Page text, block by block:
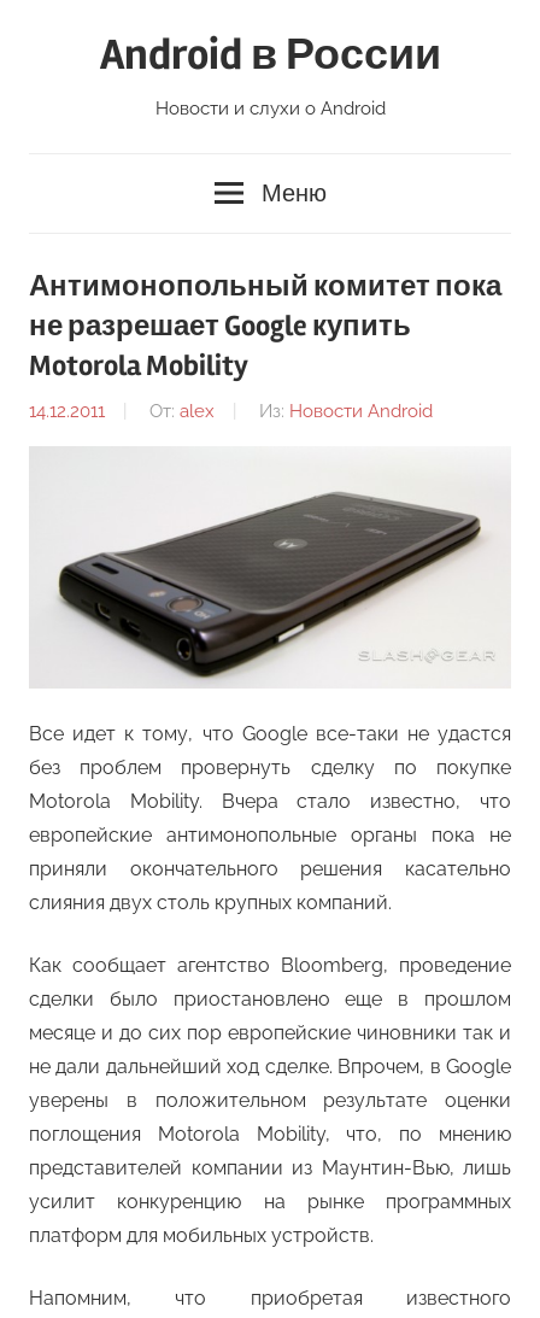
Android в России
Новости и слухи о Android
Меню
Антимонопольный комитет пока
не разрешает Google купить
Motorola Mobility
14.12.2011 От: alex Из: Новости Android
Все идет к тому, что Google все-таки не удастся
без проблем провернуть сделку по покупке
Motorola Mobility. Вчера стало известно, что
европейские антимонопольные органы пока не
приняли окончательного решения касательно
слияния двух столь крупных компаний.
Как сообщает агентство Bloomberg, проведение
сделки было приостановлено еще в прошлом
месяце и до сих пор европейские чиновники так и
не дали дальнейший ход сделке. Впрочем, в Google
уверены в положительном результате оценки
поглощения Motorola Mobility, что, по мнению
представителей компании из Маунтин-Вью, лишь
усилит конкуренцию на рынке программных
платформ для мобильных устройств.
Напомним, что приобретая известного